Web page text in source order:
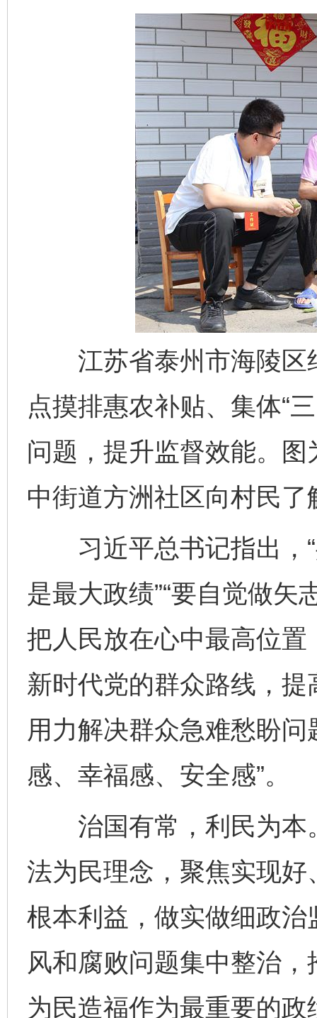
江苏省泰州市海陵区
点摸排惠农补贴、集体“
问题，提升监督效能。
中街道方洲社区向村民
习近平总书记指出，“
是最大政绩”“要自觉做
把人民放在心中最高位
新时代党的群众路线，
用力解决群众急难愁盼
感、幸福感、安全感”。
治国有常，利民为本
法为民理念，聚焦实现
根本利益，做实做细政
风和腐败问题集中整治
为民造福作为最重要的